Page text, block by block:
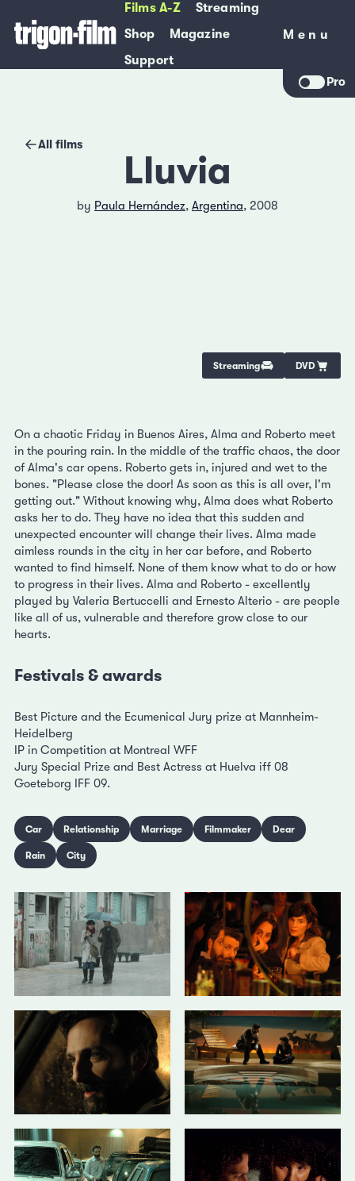
Films A-Z
Streaming
Shop
Magazine
Support
Menu
Menu
Pro
All films
Lluvia
by Paula Hernández, Argentina, 2008
Streaming DVD
On a chaotic Friday in Buenos Aires, Alma and Roberto meet
in the pouring rain. In the middle of the traffic chaos, the door
of Alma's car opens. Roberto gets in, injured and wet to the
bones. "Please close the door! As soon as this is all over, I'm
getting out." Without knowing why, Alma does what Roberto
asks her to do. They have no idea that this sudden and
unexpected encounter will change their lives. Alma made
aimless rounds in the city in her car before, and Roberto
wanted to find himself. None of them know what to do or how
to progress in their lives. Alma and Roberto - excellently
played by Valeria Bertuccelli and Ernesto Alterio - are people
like all of us, vulnerable and therefore grow close to our
hearts.
Festivals & awards
Best Picture and the Ecumenical Jury prize at Mannheim-
Heidelberg
IP in Competition at Montreal WFF
Jury Special Prize and Best Actress at Huelva iff 08
Goeteborg IFF 09.
Car Relationship Marriage Filmmaker Dear
Rain City